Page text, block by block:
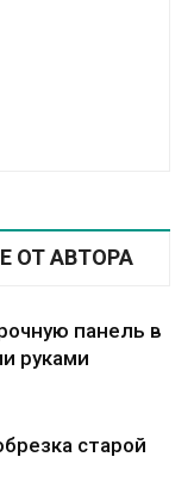
ОТ АВТОРА
панель в
руками
старой